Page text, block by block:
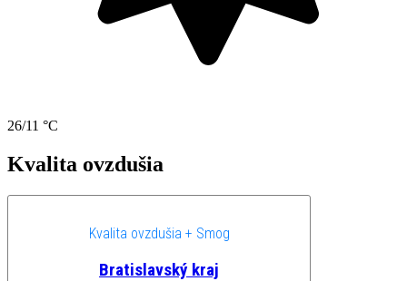
26/11 °C
Kvalita ovzdušia
Kvalita ovzdušia + Smog
Bratislavský kraj